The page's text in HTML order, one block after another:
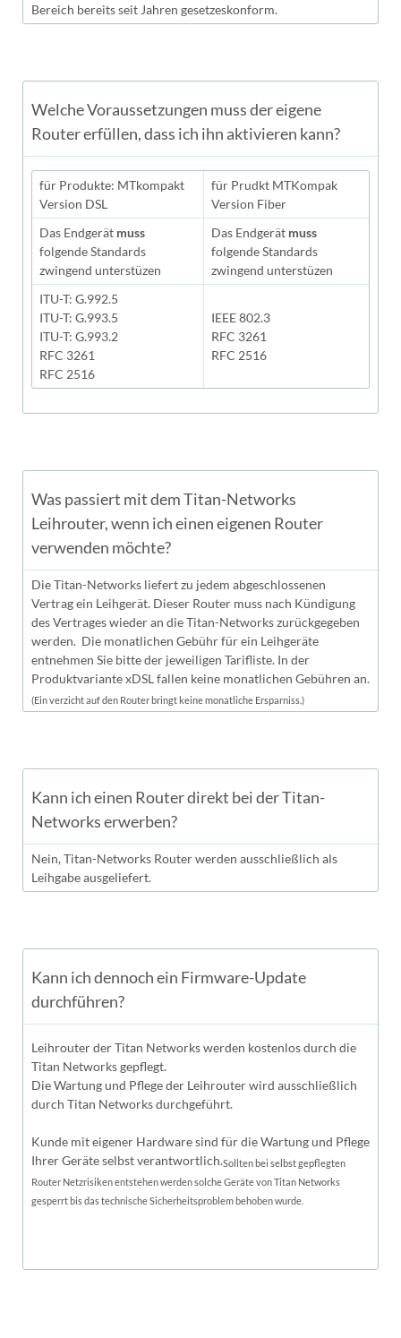
Bereich bereits seit Jahren gesetzeskonform.
Welche Voraussetzungen muss der eigene
Router erfüllen, dass ich ihn aktivieren kann?
für Produkte: MTkompakt
Version DSL
für Prudkt MTKompak
Version Fiber
Das Endgerät muss
folgende Standards
zwingend unterstüzen
Das Endgerät muss
folgende Standards
zwingend unterstüzen
ITU-T: G.992.5
ITU-T: G.993.5
ITU-T: G.993.2
RFC 3261
RFC 2516
IEEE 802.3
RFC 3261
RFC 2516
Was passiert mit dem Titan-Networks
Leihrouter, wenn ich einen eigenen Router
verwenden möchte?
Die Titan-Networks liefert zu jedem abgeschlossenen
Vertrag ein Leihgerät. Dieser Router muss nach Kündigung
des Vertrages wieder an die Titan-Networks zurückgegeben
werden. Die monatlichen Gebühr für ein Leihgeräte
entnehmen Sie bitte der jeweiligen Tarifliste. In der
Produktvariante xDSL fallen keine monatlichen Gebühren an.
(Ein verzicht auf den Router bringt keine monatliche Ersparniss.)
Kann ich einen Router direkt bei der Titan-
Networks erwerben?
Nein, Titan-Networks Router werden ausschließlich als
Leihgabe ausgeliefert.
Kann ich dennoch ein Firmware-Update
durchführen?
Leihrouter der Titan Networks werden kostenlos durch die
Titan Networks gepflegt.
Die Wartung und Pflege der Leihrouter wird ausschließlich
durch Titan Networks durchgeführt.
Kunde mit eigener Hardware sind für die Wartung und Pflege
Ihrer Geräte selbst verantwortlich.Sollten bei selbst gepflegten
Router Netzrisiken entstehen werden solche Geräte von Titan Networks
gesperrt bis das technische Sicherheitsproblem behoben wurde.